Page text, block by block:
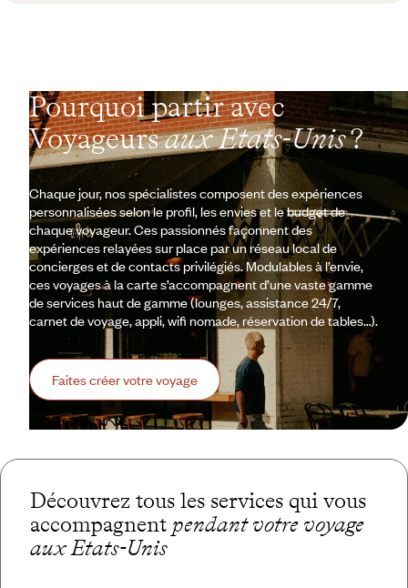
Pourquoi partir avec
Voyageursaux Etats-Unis?
Chaque jour, nos spécialistes composent des expériences
personnalisées selon le profil, les envies et le budget de
chaque voyageur. Ces passionnés façonnent des
expériences relayées sur place par un réseau local de
concierges et de contacts privilégiés. Modulables à l’envie,
ces voyages à la carte s’accompagnent d’une vaste gamme
de services haut de gamme (lounges, assistance 24/7,
carnet de voyage, appli, wifi nomade, réservation de tables…).
Faites créer votre voyage
Découvrez tous les services qui vous
accompagnent pendant votre voyage
aux Etats-Unis